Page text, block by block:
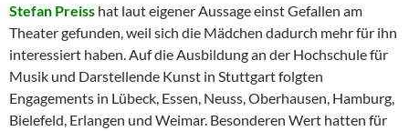
Stefan Preiss hat laut eigener Aussage einst Gefallen am
Theater gefunden, weil sich die Mädchen dadurch mehr für ihn
interessiert haben. Auf die Ausbildung an der Hochschule für
Musik und Darstellende Kunst in Stuttgart folgten
Engagements in Lübeck, Essen, Neuss, Oberhausen, Hamburg,
Bielefeld, Erlangen und Weimar. Besonderen Wert hatten für